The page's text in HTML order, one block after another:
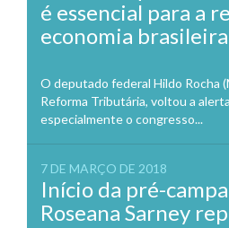
é essencial para a
economia brasileira
O deputado federal Hildo Rocha
Reforma Tributária, voltou a
especialmente o congresso...
7 DE MARÇO DE 2018
Início da pré-
Roseana Sarney